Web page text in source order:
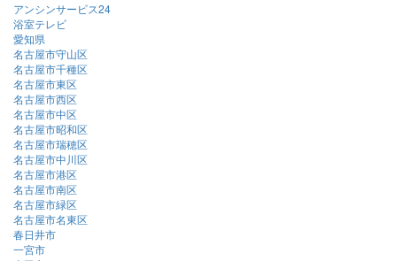
アンシンサービス24
浴室テレビ
愛知県
名古屋市守山区
名古屋市千種区
名古屋市東区
名古屋市西区
名古屋市中区
名古屋市昭和区
名古屋市瑞穂区
名古屋市中川区
名古屋市港区
名古屋市南区
名古屋市緑区
名古屋市名東区
春日井市
一宮市